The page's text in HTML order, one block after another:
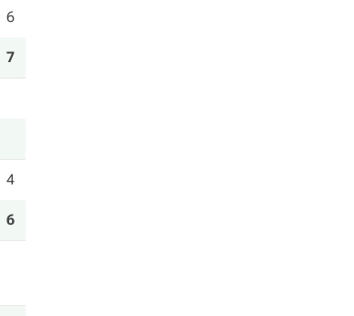
6
7
4
6